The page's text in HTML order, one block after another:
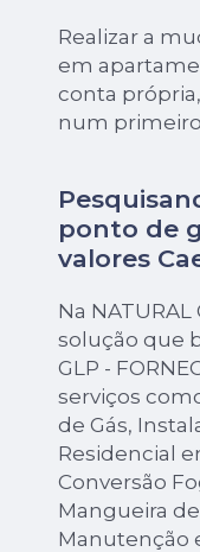
Realizar a
em
conta
num
ponto de
valores
Na NATURAL
solução que
GLP -
serviços
de Gás,
Residencial
Conversão
Mangueira
Manutenção